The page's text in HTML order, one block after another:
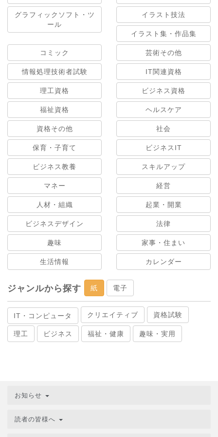
グラフィックソフト・ツ
ール
イラスト技法
イラスト集・作品集
コミック 芸術その他
情報処理技術者試験 IT関連資格
理工資格 ビジネス資格
福祉資格 ヘルスケア
資格その他 社会
保育・子育て ビジネスIT
ビジネス教養 スキルアップ
マネー 経営
人材・組織 起業・開業
ビジネスデザイン 法律
趣味 家事・住まい
生活情報 カレンダー
ジャンルから探す 紙 電子
IT・コンピュータ クリエイティブ 資格試験
理工 ビジネス 福祉・健康 趣味・実用
お知らせ
読者の皆様へ